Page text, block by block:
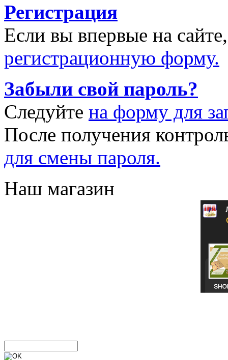
Регистрация
Если вы впервые на
регистрационную форму.
Забыли свой пароль?
Следуйте на форму для
После получения
для смены пароля.
Наш магазин